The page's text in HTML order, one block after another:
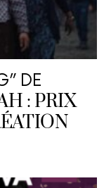
DE
: PRIX